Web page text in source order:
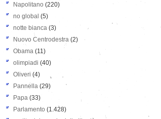
Napolitano (220)
no global (5)
notte bianca (3)
Nuovo Centrodestra (2)
Obama (11)
olimpiadi (40)
Oliveri (4)
Pannella (29)
Papa (33)
Parlamento (1.428)